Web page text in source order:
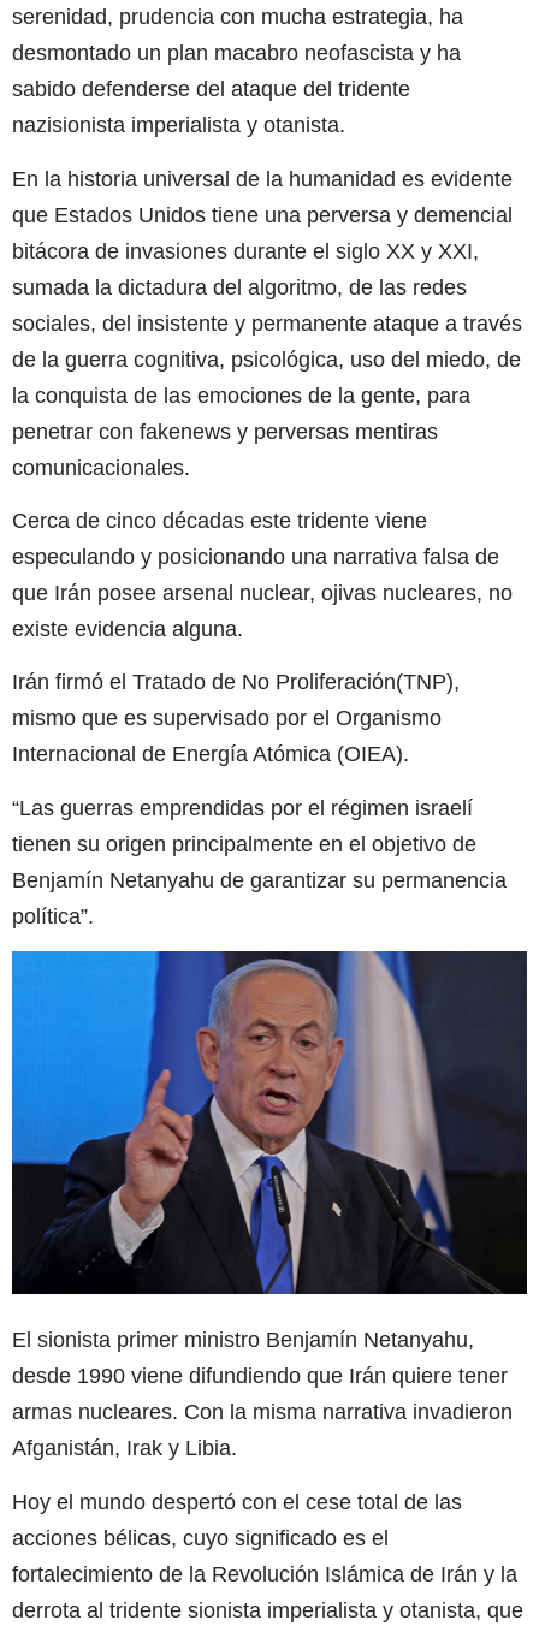
serenidad, prudencia con mucha estrategia, ha
desmontado un plan macabro neofascista y ha
sabido defenderse del ataque del tridente
nazisionista imperialista y otanista.
En la historia universal de la humanidad es evidente
que Estados Unidos tiene una perversa y demencial
bitácora de invasiones durante el siglo XX y XXI,
sumada la dictadura del algoritmo, de las redes
sociales, del insistente y permanente ataque a través
de la guerra cognitiva, psicológica, uso del miedo, de
la conquista de las emociones de la gente, para
penetrar con fakenews y perversas mentiras
comunicacionales.
Cerca de cinco décadas este tridente viene
especulando y posicionando una narrativa falsa de
que Irán posee arsenal nuclear, ojivas nucleares, no
existe evidencia alguna.
Irán firmó el Tratado de No Proliferación(TNP),
mismo que es supervisado por el Organismo
Internacional de Energía Atómica (OIEA).
“Las guerras emprendidas por el régimen israelí
tienen su origen principalmente en el objetivo de
Benjamín Netanyahu de garantizar su permanencia
política”.
El sionista primer ministro Benjamín Netanyahu,
desde 1990 viene difundiendo que Irán quiere tener
armas nucleares. Con la misma narrativa invadieron
Afganistán, Irak y Libia.
Hoy el mundo despertó con el cese total de las
acciones bélicas, cuyo significado es el
fortalecimiento de la Revolución Islámica de Irán y la
derrota al tridente sionista imperialista y otanista, que